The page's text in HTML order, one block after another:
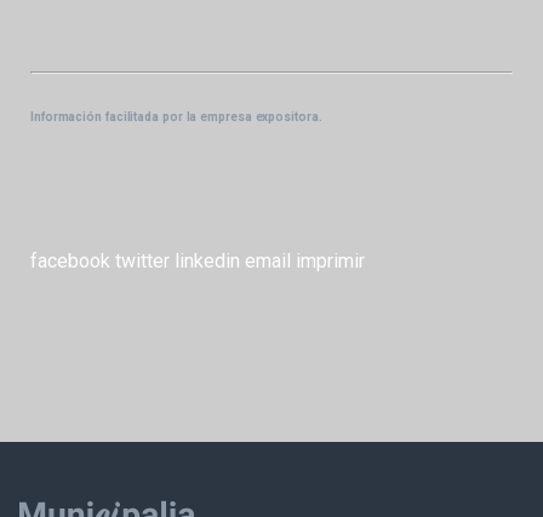
Información facilitada por la empresa expositora.
facebook twitter linkedin email imprimir